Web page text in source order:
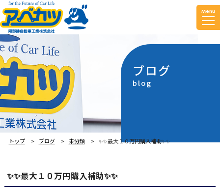
Menu
ブログ
blog
トップ ブログ 未分類 ✨✨最大１０万円購入補助✨✨
✨✨最大１０万円購入補助✨✨